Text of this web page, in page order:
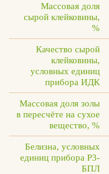
Массовая доля
сырой клейковины,
%
Качество сырой
клейковины,
условных единиц
прибора ИДК
Массовая доля золы
в пересчёте на сухое
вещество, %
Белизна, условных
единиц прибора Р3-
БПЛ